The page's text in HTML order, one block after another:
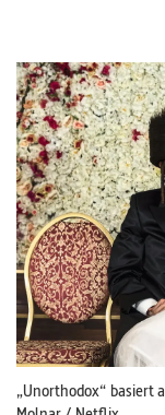
„Unorthodox“ basiert